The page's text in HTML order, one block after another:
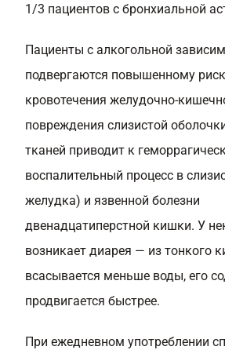
1/3 пациентов с бронхиальной
Пациенты с алкогольной
подвергаются повышенному
кровотечения желудочно-
повреждения слизистой
тканей приводит к
воспалительный процесс в
желудка) и язвенной болезни
двенадцатиперстной кишки. У
возникает диарея — из тонкого
всасывается меньше воды, его
продвигается быстрее.
При ежедневном употреблении